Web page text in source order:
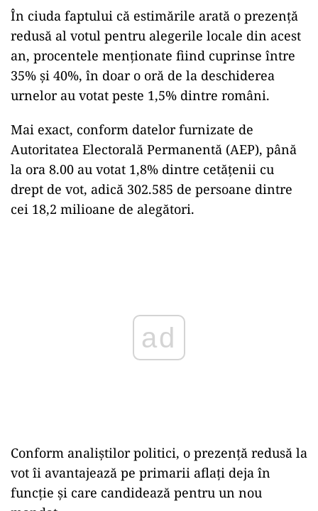
În ciuda faptului că estimările arată o prezență
redusă al votul pentru alegerile locale din acest
an, procentele menționate fiind cuprinse între
35% și 40%, în doar o oră de la deschiderea
urnelor au votat peste 1,5% dintre români.
Mai exact, conform datelor furnizate de
Autoritatea Electorală Permanentă (AEP), până
la ora 8.00 au votat 1,8% dintre cetățenii cu
drept de vot, adică 302.585 de persoane dintre
cei 18,2 milioane de alegători.
Conform analiștilor politici, o prezență redusă la
vot îi avantajează pe primarii aflați deja în
funcție și care candidează pentru un nou